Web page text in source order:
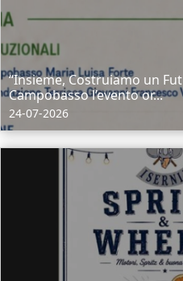
“Insieme, Costruiamo un
Campobasso l’evento or...
24-07-2026